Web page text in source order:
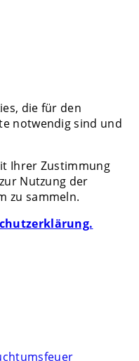
die für den
notwendig sind und
Ihrer Zustimmung
Nutzung der
zu sammeln.